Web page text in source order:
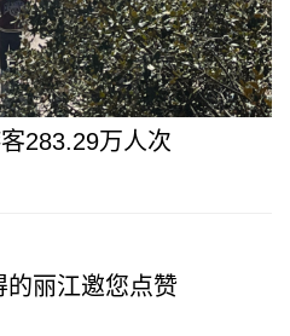
283.29万人次
丽江邀您点赞